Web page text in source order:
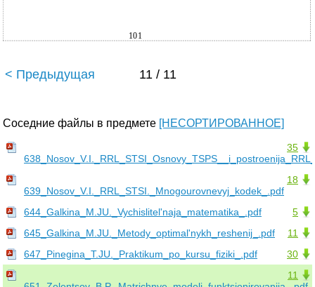
101
< Предыдущая 11 / 11
Соседние файлы в предмете [НЕСОРТИРОВАННОЕ]
35
18
639_Nosov_V.I._RRL_STSI._Mnogourovnevyj_kodek_.pdf
5
644_Galkina_M.JU._Vychislitel'naja_matematika_.pdf
11
645_Galkina_M.JU._Metody_optimal'nykh_reshenij_.pdf
30
647_Pinegina_T.JU._Praktikum_po_kursu_fiziki_.pdf
11